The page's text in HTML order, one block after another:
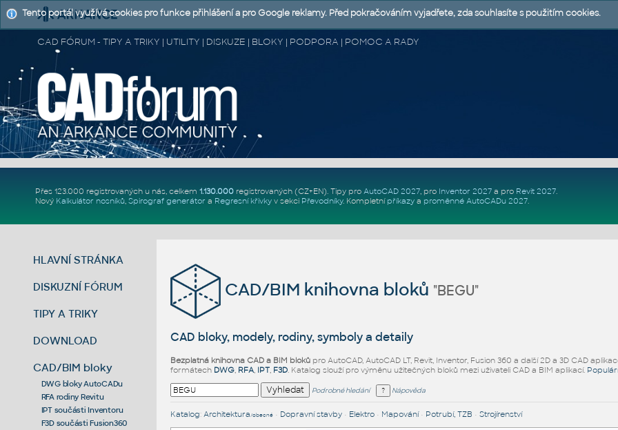
CAD FÓRUM - TIPY A TRIKY | UTILITY | DISKUZE | BLOKY | PODPORA | POMOC A RADY
Přes 123.000 registrovaných u nás, celkem 1.130.000registrovaných (CZ+EN). Tipy pro AutoCAD 2027, pro Inventor 2027a pro Revit 2027.
Nový Kalkulátor nosníků, Spirograf generátor a Regresní křivkyv sekci Převodníky. Kompletní příkazya proměnné AutoCADu 2027.
HLAVNÍ STRÁNKA
DISKUZNÍ FÓRUM
TIPY A TRIKY
DOWNLOAD
CAD/BIM bloky
DWG bloky AutoCADu
RFA rodiny Revitu
IPT součásti Inventoru
F3D součásti Fusion360
CAD/BIM knihovna bloků "BEGU"
CAD bloky, modely, rodiny, symboly a detaily
Bezplatná knihovna CAD a BIM blokůpro AutoCAD, AutoCAD LT, Revit, Inventor, Fusion 360 a další 2D a 3D CAD
formátech DWG, RFA, IPT, F3D. Katalog slouží pro výměnu užitečných bloků mezi uživateli CAD a BIM aplikací.
Podrobné hledání Nápověda
Katalog: Architektura /obecné• Dopravní stavby• Elektro• Mapování• Potrubí, TZB • Strojírenství
Tento portál využívá cookies pro funkce přihlášení a pro Google reklamy. Před pokračováním vyjadřete, zda souhlasíte s použitím cookies.